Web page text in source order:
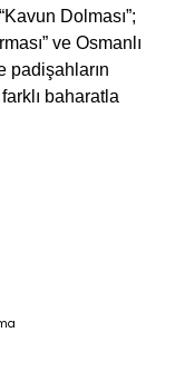
Dolması”;
ve Osmanlı
padişahların
baharatla